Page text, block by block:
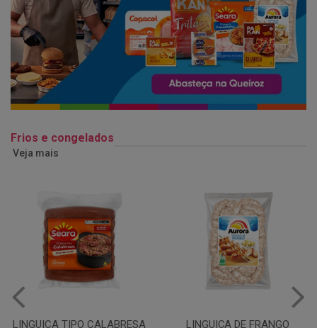
Frios e congelados
Veja mais
LINGUIÇA DE FRANGO QUEIJO MUSSARELA